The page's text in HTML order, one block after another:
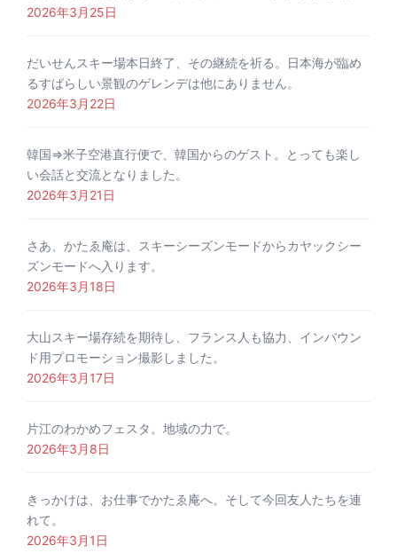
2026年3月25日
だいせんスキー場本日終了、その継続を祈る。日本海が臨め
るすばらしい景観のゲレンデは他にありません。
2026年3月22日
韓国⇒米子空港直行便で、韓国からのゲスト。とっても楽し
い会話と交流となりました。
2026年3月21日
さあ、かたゑ庵は、スキーシーズンモードからカヤックシー
ズンモードへ入ります。
2026年3月18日
大山スキー場存続を期待し、フランス人も協力、インバウン
ド用プロモーション撮影しました。
2026年3月17日
片江のわかめフェスタ。地域の力で。
2026年3月8日
きっかけは、お仕事でかたゑ庵へ。そして今回友人たちを連
れて。
2026年3月1日